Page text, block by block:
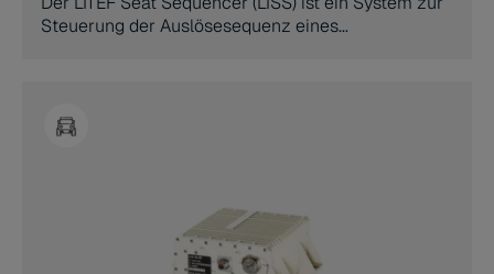
Steuerung der Auslösesequenz eines